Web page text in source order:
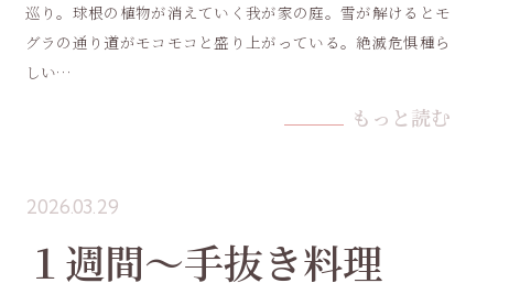
巡り。球根の植物が消えていく我が家の庭。雪が解けるとモ
グラの通り道がモコモコと盛り上がっている。絶滅危惧種ら
しい…
もっと読む
2026.03.29
１週間〜手抜き料理